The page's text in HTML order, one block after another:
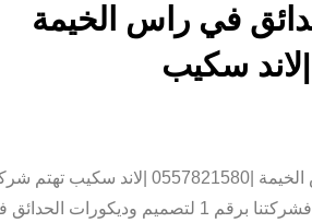
في راس الخيمة
شركة تنسيق حدائق في راس الخيمة |0557821580
في راس الخيمة بتنسيق وتصميم وتزين الحدائق الفلل والقصور الموديرن والكلاسيك